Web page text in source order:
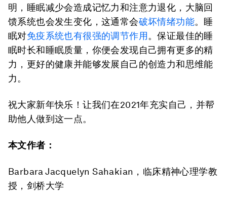
明，睡眠减少会造成记忆力和注意力退化，大脑回
馈系统也会发生变化，这通常会破坏情绪功能。睡
眠对免疫系统也有很强的调节作用 。保证最佳的睡
眠时长和睡眠质量，你便会发现自己拥有更多的精
力，更好的健康并能够发展自己的创造力和思维能
力。
祝大家新年快乐！让我们在2021年充实自己，并帮
助他人做到这一点。
本文作者：
Barbara Jacquelyn Sahakian，临床精神心理学教
授，剑桥大学